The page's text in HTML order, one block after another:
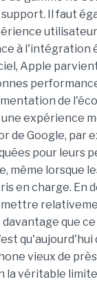
support. Il faut
à
Apple
de
expérience
de Google, par
pour leurs
même lorsque
en charge. En
que ce
vieux de
véritable